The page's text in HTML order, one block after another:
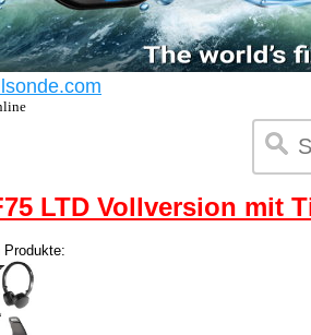
LTD Vollversion mit
Produkte: